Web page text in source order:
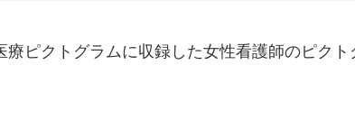
療ピクトグラムに収録した女性看護師のピクト